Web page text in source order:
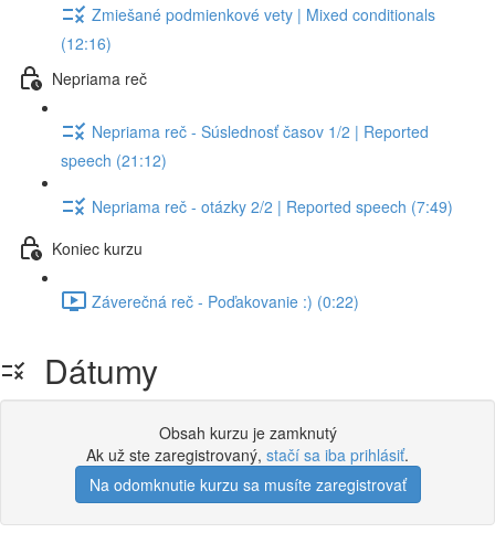
Zmiešané podmienkové vety | Mixed conditionals
(12:16)
Nepriama reč
Nepriama reč - Súslednosť časov 1/2 | Reported
speech (21:12)
Nepriama reč - otázky 2/2 | Reported speech (7:49)
Koniec kurzu
Záverečná reč - Poďakovanie :) (0:22)
Dátumy
Obsah kurzu je zamknutý
Ak už ste zaregistrovaný, stačí sa iba prihlásiť.
Na odomknutie kurzu sa musíte zaregistrovať